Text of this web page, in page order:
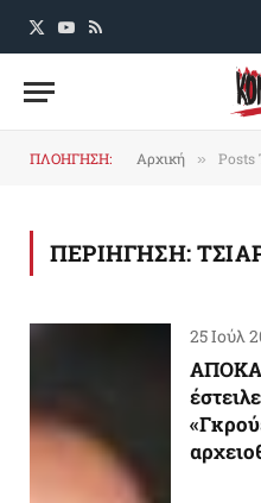
X
YouTube
RSS
ΠΛΟΗΓΗΣΗ: Αρχική » Posts
ΠΕΡΙΗΓΗΣΗ:
25 Ιούλ